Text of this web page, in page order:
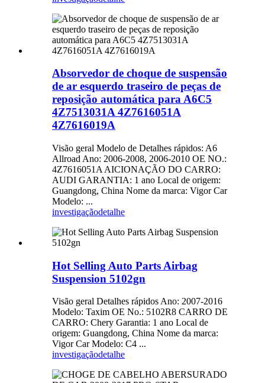
Absorvedor de choque de suspensão
de ar esquerdo traseiro de peças de
reposição automática para A6C5
4Z7513031A 4Z7616051A
4Z7616019A
Visão geral Modelo de Detalhes rápidos: A6
Allroad Ano: 2006-2008, 2006-2010 OE NO.:
4Z7616051A AICIONAÇÃO DO CARRO:
AUDI GARANTIA: 1 ano Local de origem:
Guangdong, China Nome da marca: Vigor Car
Modelo: ...
investigaçãodetalhe
Hot Selling Auto Parts Airbag
Suspension 5102gn
Visão geral Detalhes rápidos Ano: 2007-2016
Modelo: Taxim OE No.: 5102R8 CARRO DE
CARRO: Chery Garantia: 1 ano Local de
origem: Guangdong, China Nome da marca:
Vigor Car Modelo: C4 ...
investigaçãodetalhe